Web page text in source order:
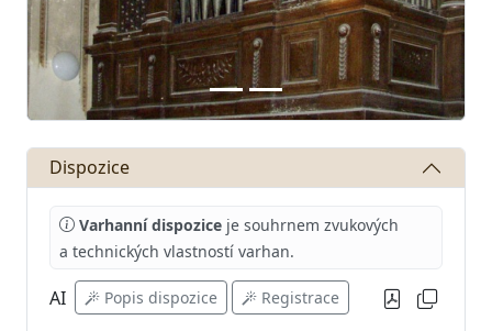
Dispozice
Varhanní dispozice je souhrnem zvukových
a technických vlastností varhan.
AI Popis dispozice Registrace